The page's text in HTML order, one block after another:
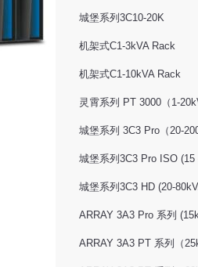
城堡系列3C10-20K
机架式C1-3kVA Rack
机架式C1-10kVA Rack
灵霄系列 PT 3000（1-
城堡系列 3C3 Pro（20-
城堡系列3C3 Pro ISO (15
城堡系列3C3 HD (20-
ARRAY 3A3 Pro 系列
ARRAY 3A3 PT 系列（